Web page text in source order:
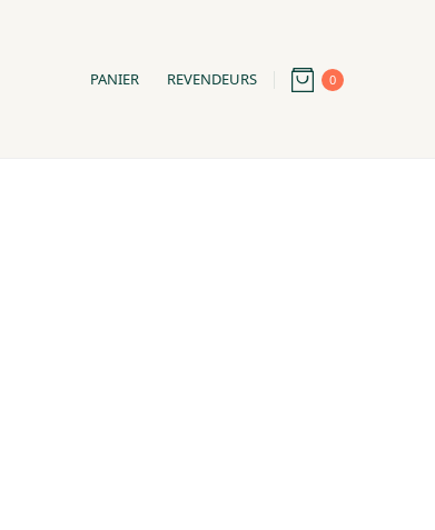
PANIER REVENDEURS 0